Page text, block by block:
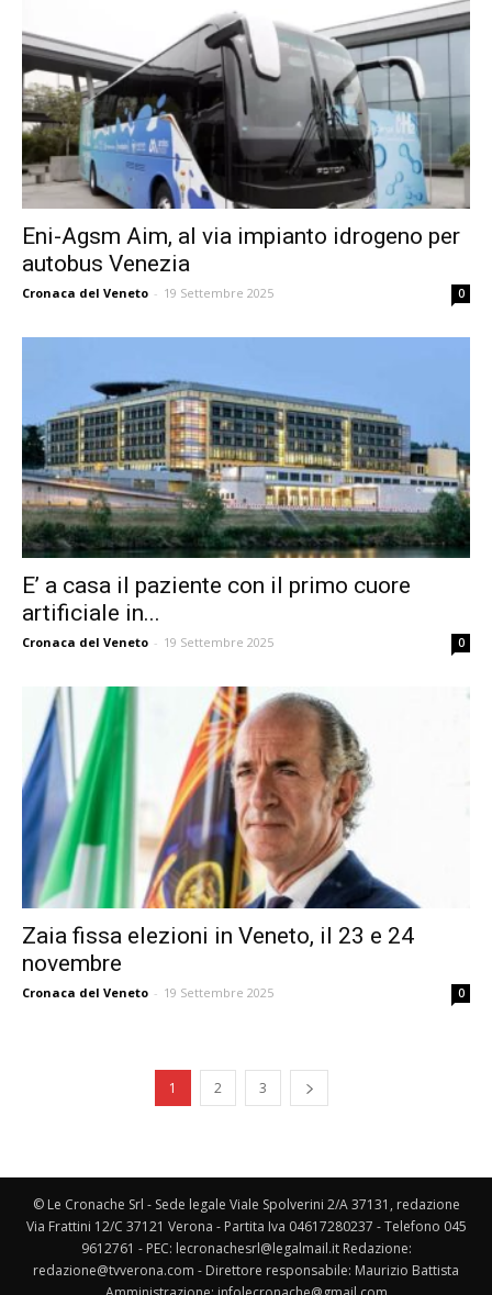
Eni-Agsm Aim, al via impianto idrogeno per
autobus Venezia
Cronaca del Veneto - 19 Settembre 2025 0
E’ a casa il paziente con il primo cuore
artificiale in...
Cronaca del Veneto - 19 Settembre 2025 0
Zaia fissa elezioni in Veneto, il 23 e 24
novembre
Cronaca del Veneto - 19 Settembre 2025 0
1 2 3
© Le Cronache Srl - Sede legale Viale Spolverini 2/A 37131, redazione
Via Frattini 12/C 37121 Verona - Partita Iva 04617280237 - Telefono 045
9612761 - PEC: lecronachesrl@legalmail.it Redazione:
redazione@tvverona.com - Direttore responsabile: Maurizio Battista